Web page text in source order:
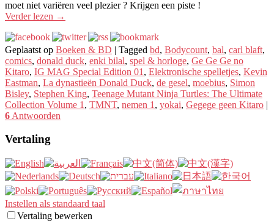
moet niet variëren veel plezier ? Krijgen een piste !
Verder lezen →
Geplaatst op Boeken & BD | Tagged bd, Bodycount, bal, carl blaft,
comics, donald duck, enki bilal, spel & horloge, Ge Ge Ge no
Kitaro, IG MAG Special Edition 01 , Elektronische spelletjes, Kevin
Eastman, La dynastieën Donald Duck, de gesel, moebius, Simon
Bisley, Stephen King, Teenage Mutant Ninja Turtles: The Ultimate
Collection Volume 1 , TMNT, nemen 1 , yokai, Gegege geen Kitaro |
6 Antwoorden
Vertaling
Instellen als standaard taal
Vertaling bewerken